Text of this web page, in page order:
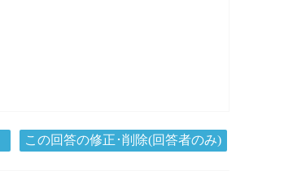
この回答の修正･削除(回答者のみ)